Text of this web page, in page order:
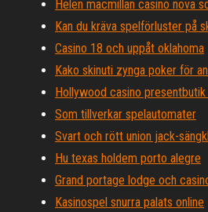
Helen macmillan casino nova
Kan du kräva spelförluster på
Casino 18 och uppåt oklahoma
Kako skinuti zynga poker för
Hollywood casino
Som tillverkar spelautomater
Svart och rött union jack-
Hu texas holdem porto alegre
Grand portage lodge och
Kasinospel snurra palats online